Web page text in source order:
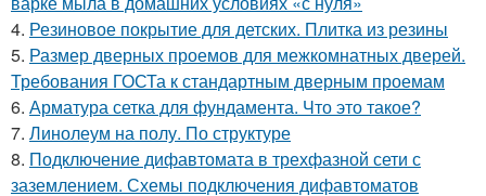
4. Резиновое покрытие для детских. Плитка из резины
5. Размер дверных проемов для межкомнатных дверей.
Требования ГОСТа к стандартным дверным проемам
6. Арматура сетка для фундамента. Что это такое?
7. Линолеум на полу. По структуре
8. Подключение дифавтомата в трехфазной сети с
заземлением. Схемы подключения дифавтоматов